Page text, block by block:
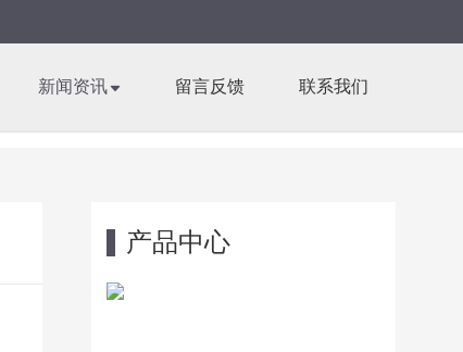
新闻资讯 留言反馈 联系我们
产品中心